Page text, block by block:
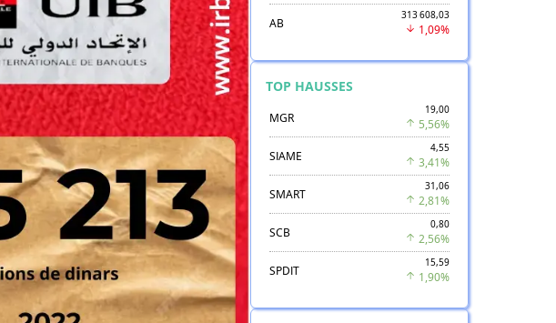
AB
313 608,03
1,09%
TOP HAUSSES
MGR
19,00
5,56%
SIAME
4,55
3,41%
SMART
31,06
2,81%
SCB
0,80
2,56%
SPDIT
15,59
1,90%